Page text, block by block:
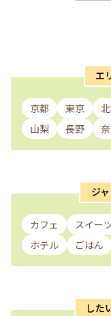
エ
京都 東京
山梨
長野
ジ
カフェ スイー
ホテル
ごはん
した